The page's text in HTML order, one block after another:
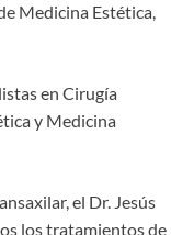
Medicina Estética,
en Cirugía
y Medicina
el Dr. Jesús
los tratamientos de